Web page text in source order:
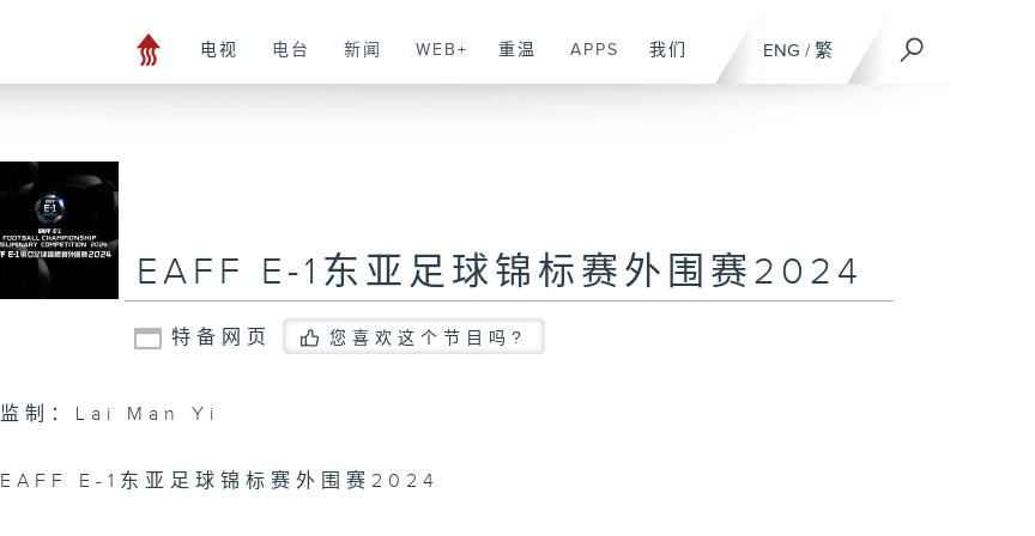
ENG / 繁
电视 电台 新闻 WEB+ 重温 APPS 我们
EAFF E-1东亚足球锦标赛外围赛2024
特备网页 您喜欢这个节目吗?
监制：Lai Man Yi
EAFF E-1东亚足球锦标赛外围赛2024